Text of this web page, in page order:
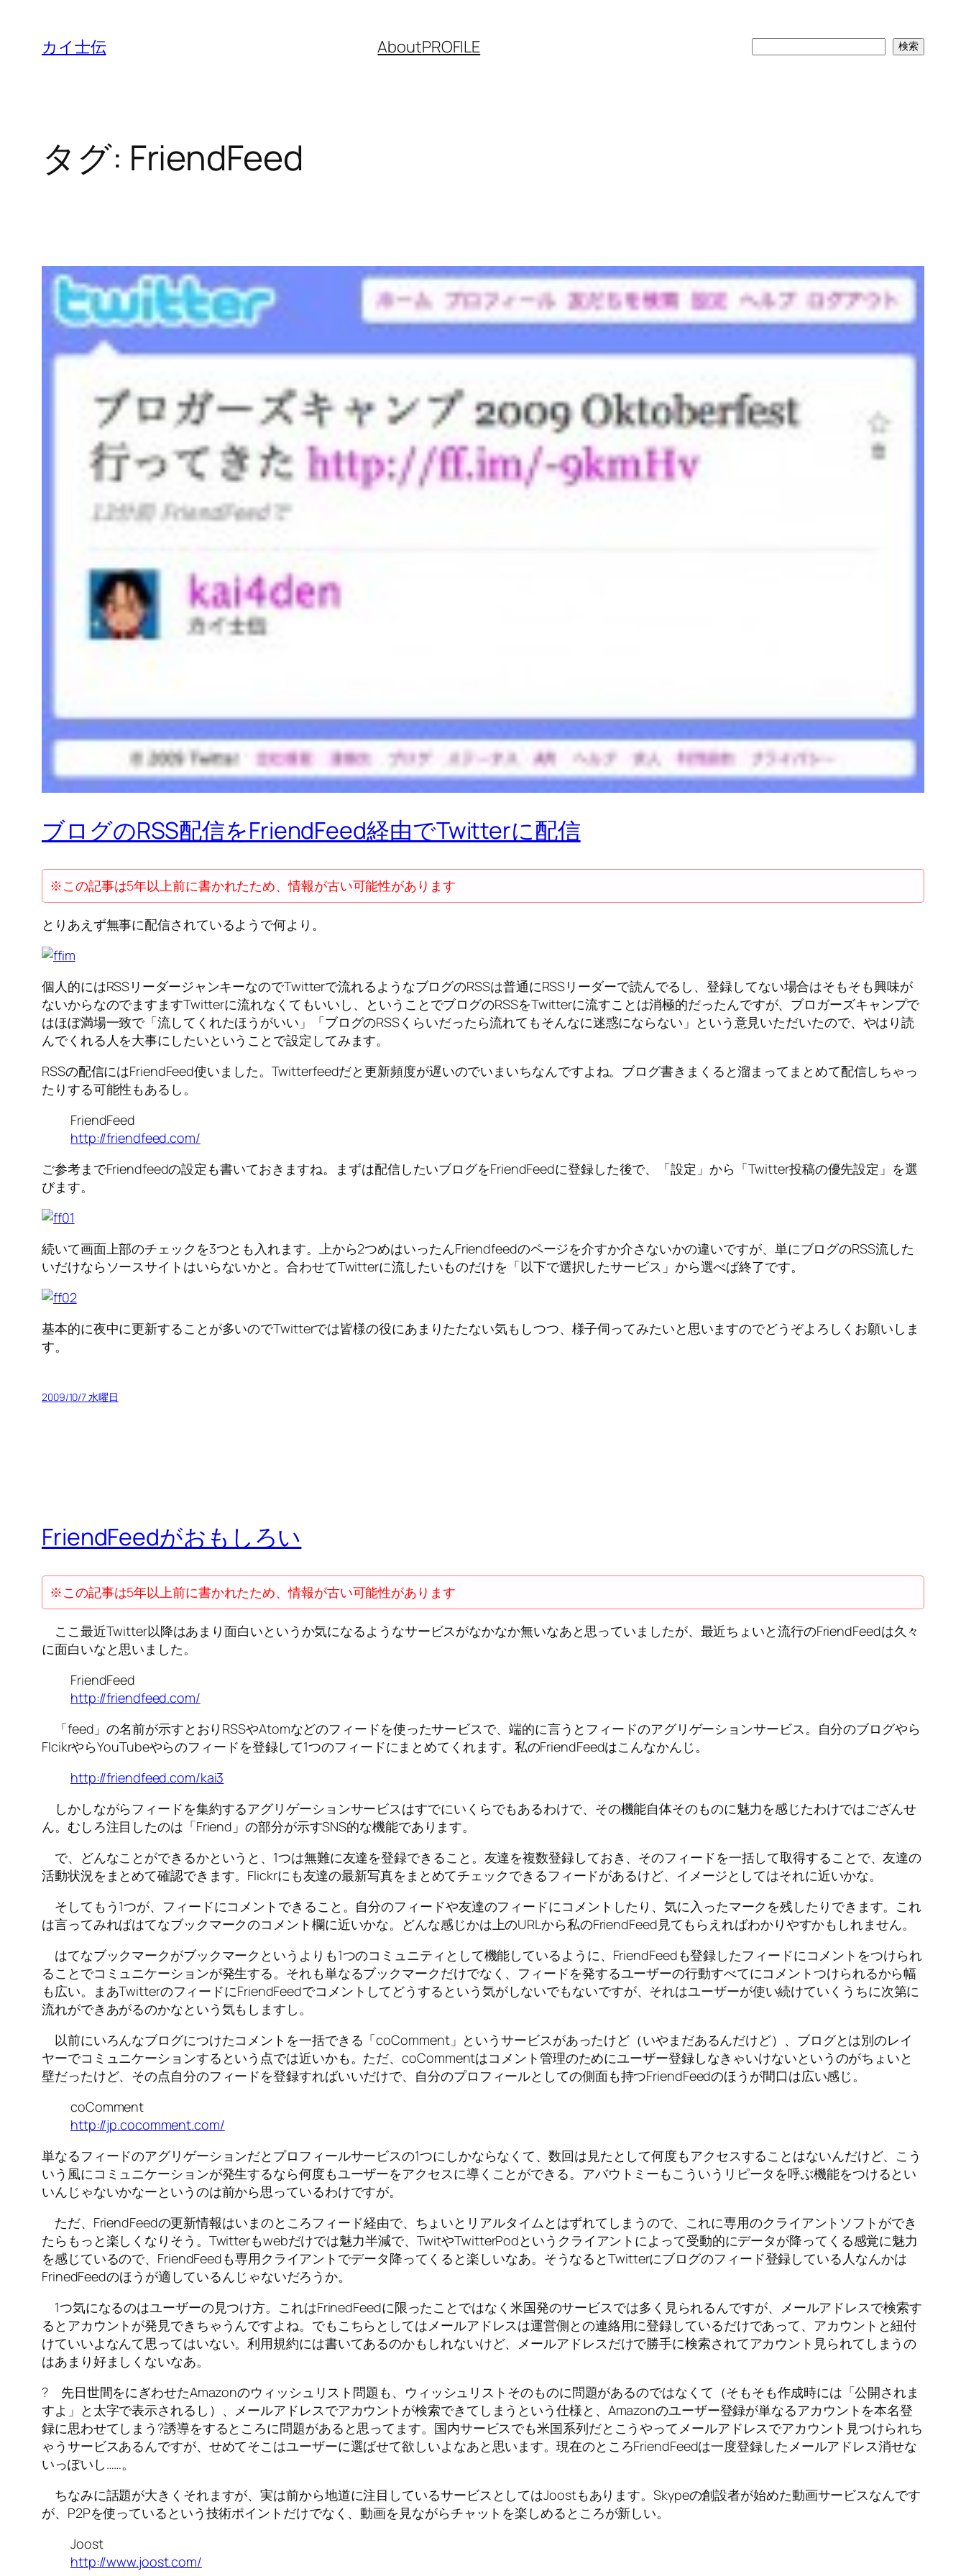
カイ士伝 AboutPROFILE 検索
タグ: FriendFeed
ブログのRSS配信をFriendFeed経由でTwitterに配信
※この記事は5年以上前に書かれたため、情報が古い可能性があります
とりあえず無事に配信されているようで何より。
個人的にはRSSリーダージャンキーなのでTwitterで流れるようなブログのRSSは普通にRSSリーダーで読んでるし、登録してない場合はそもそも興味が
ないからなのでますますTwitterに流れなくてもいいし、ということでブログのRSSをTwitterに流すことは消極的だったんですが、ブロガーズキャンプで
はほぼ満場一致で「流してくれたほうがいい」「ブログのRSSくらいだったら流れてもそんなに迷惑にならない」という意見いただいたので、やはり読
んでくれる人を大事にしたいということで設定してみます。
RSSの配信にはFriendFeed使いました。Twitterfeedだと更新頻度が遅いのでいまいちなんですよね。ブログ書きまくると溜まってまとめて配信しちゃっ
たりする可能性もあるし。
FriendFeed
http://friendfeed.com/
ご参考までFriendfeedの設定も書いておきますね。まずは配信したいブログをFriendFeedに登録した後で、「設定」から「Twitter投稿の優先設定」を選
びます。
続いて画面上部のチェックを3つとも入れます。上から2つめはいったんFriendfeedのページを介すか介さないかの違いですが、単にブログのRSS流した
いだけならソースサイトはいらないかと。合わせてTwitterに流したいものだけを「以下で選択したサービス」から選べば終了です。
基本的に夜中に更新することが多いのでTwitterでは皆様の役にあまりたたない気もしつつ、様子伺ってみたいと思いますのでどうぞよろしくお願いしま
す。
2009/10/7 水曜日
FriendFeedがおもしろい
※この記事は5年以上前に書かれたため、情報が古い可能性があります
ここ最近Twitter以降はあまり面白いというか気になるようなサービスがなかなか無いなあと思っていましたが、最近ちょいと流行のFriendFeedは久々
に面白いなと思いました。
FriendFeed
http://friendfeed.com/
「feed」の名前が示すとおりRSSやAtomなどのフィードを使ったサービスで、端的に言うとフィードのアグリゲーションサービス。自分のブログやら
FlcikrやらYouTubeやらのフィードを登録して1つのフィードにまとめてくれます。私のFriendFeedはこんなかんじ。
http://friendfeed.com/kai3
しかしながらフィードを集約するアグリゲーションサービスはすでにいくらでもあるわけで、その機能自体そのものに魅力を感じたわけではござんせ
ん。むしろ注目したのは「Friend」の部分が示すSNS的な機能であります。
で、どんなことができるかというと、1つは無難に友達を登録できること。友達を複数登録しておき、そのフィードを一括して取得することで、友達の
活動状況をまとめて確認できます。Flickrにも友達の最新写真をまとめてチェックできるフィードがあるけど、イメージとしてはそれに近いかな。
そしてもう1つが、フィードにコメントできること。自分のフィードや友達のフィードにコメントしたり、気に入ったマークを残したりできます。これ
は言ってみればはてなブックマークのコメント欄に近いかな。どんな感じかは上のURLから私のFriendFeed見てもらえればわかりやすかもしれません。
はてなブックマークがブックマークというよりも1つのコミュニティとして機能しているように、FriendFeedも登録したフィードにコメントをつけられ
ることでコミュニケーションが発生する。それも単なるブックマークだけでなく、フィードを発するユーザーの行動すべてにコメントつけられるから幅
も広い。まあTwitterのフィードにFriendFeedでコメントしてどうするという気がしないでもないですが、それはユーザーが使い続けていくうちに次第に
流れができあがるのかなという気もしますし。
以前にいろんなブログにつけたコメントを一括できる「coComment」というサービスがあったけど（いやまだあるんだけど）、ブログとは別のレイ
ヤーでコミュニケーションするという点では近いかも。ただ、coCommentはコメント管理のためにユーザー登録しなきゃいけないというのがちょいと
壁だったけど、その点自分のフィードを登録すればいいだけで、自分のプロフィールとしての側面も持つFriendFeedのほうが間口は広い感じ。
coComment
http://jp.cocomment.com/
単なるフィードのアグリゲーションだとプロフィールサービスの1つにしかならなくて、数回は見たとして何度もアクセスすることはないんだけど、こう
いう風にコミュニケーションが発生するなら何度もユーザーをアクセスに導くことができる。アバウトミーもこういうリピータを呼ぶ機能をつけるとい
いんじゃないかなーというのは前から思っているわけですが。
ただ、FriendFeedの更新情報はいまのところフィード経由で、ちょいとリアルタイムとはずれてしまうので、これに専用のクライアントソフトができ
たらもっと楽しくなりそう。Twitterもwebだけでは魅力半減で、TwitやTwitterPodというクライアントによって受動的にデータが降ってくる感覚に魅力
を感じているので、FriendFeedも専用クライアントでデータ降ってくると楽しいなあ。そうなるとTwitterにブログのフィード登録している人なんかは
FrinedFeedのほうが適しているんじゃないだろうか。
1つ気になるのはユーザーの見つけ方。これはFrinedFeedに限ったことではなく米国発のサービスでは多く見られるんですが、メールアドレスで検索す
るとアカウントが発見できちゃうんですよね。でもこちらとしてはメールアドレスは運営側との連絡用に登録しているだけであって、アカウントと紐付
けていいよなんて思ってはいない。利用規約には書いてあるのかもしれないけど、メールアドレスだけで勝手に検索されてアカウント見られてしまうの
はあまり好ましくないなあ。
? 先日世間をにぎわせたAmazonのウィッシュリスト問題も、ウィッシュリストそのものに問題があるのではなくて（そもそも作成時には「公開されま
すよ」と太字で表示されるし）、メールアドレスでアカウントが検索できてしまうという仕様と、Amazonのユーザー登録が単なるアカウントを本名登
録に思わせてしまう?誘導をするところに問題があると思ってます。国内サービスでも米国系列だとこうやってメールアドレスでアカウント見つけられち
ゃうサービスあるんですが、せめてそこはユーザーに選ばせて欲しいよなあと思います。現在のところFriendFeedは一度登録したメールアドレス消せな
いっぽいし……。
ちなみに話題が大きくそれますが、実は前から地道に注目しているサービスとしてはJoostもあります。Skypeの創設者が始めた動画サービスなんです
が、P2Pを使っているという技術ポイントだけでなく、動画を見ながらチャットを楽しめるところが新しい。
Joost
http://www.joost.com/